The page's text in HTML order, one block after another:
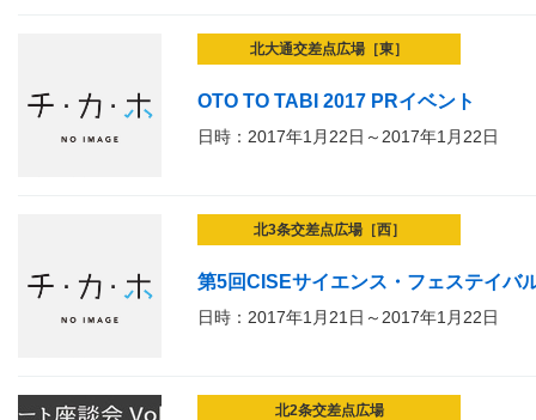
北大通交差点広場［東］
OTO TO TABI 2017 PRイベント
日時：2017年1月22日～2017年1月22日
北3条交差点広場［西］
第5回CISEサイエンス・フェステイ
日時：2017年1月21日～2017年1月22日
北2条交差点広場